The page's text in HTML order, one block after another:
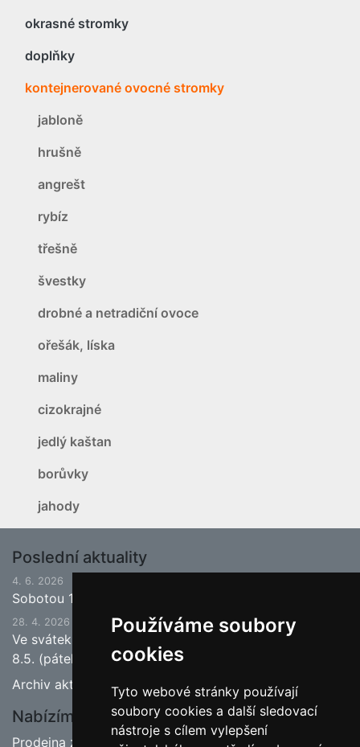
Používáme soubory
cookies
Tyto webové stránky používají
soubory cookies a další sledovací
nástroje s cílem vylepšení
okrasné stromky
doplňky
kontejnerované ovocné stromky
jabloně
hrušně
angrešt
rybíz
třešně
švestky
drobné a netradiční ovoce
ořešák, líska
maliny
cizokrajné
jedlý kaštan
borůvky
jahody
Poslední aktuality
4. 6. 2026
Sobotou 13.6.2026 bude ukončena jarní sezona.
28. 4. 2026
Ve svátek 1.5. (pátek) bude naše prodejna zavřena a
8.5. (pátek) bude otevřeno.
Archiv aktualit
Nabízíme
Prodejna zahradnictví